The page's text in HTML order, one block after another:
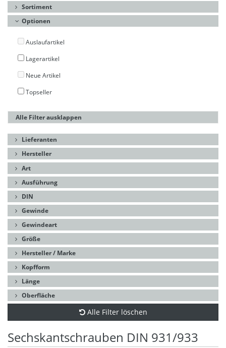
Sortiment
Optionen
Auslaufartikel
Lagerartikel
Neue Artikel
Topseller
Alle Filter ausklappen
Lieferanten
Hersteller
Art
Ausführung
DIN
Gewinde
Gewindeart
Größe
Hersteller / Marke
Kopfform
Länge
Oberfläche
Alle Filter löschen
Sechskantschrauben DIN 931/933